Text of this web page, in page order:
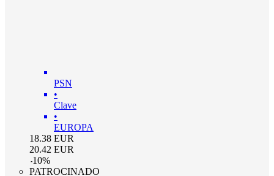
PSN
•
Clave
•
EUROPA
18.38 EUR
20.42 EUR
-10%
PATROCINADO